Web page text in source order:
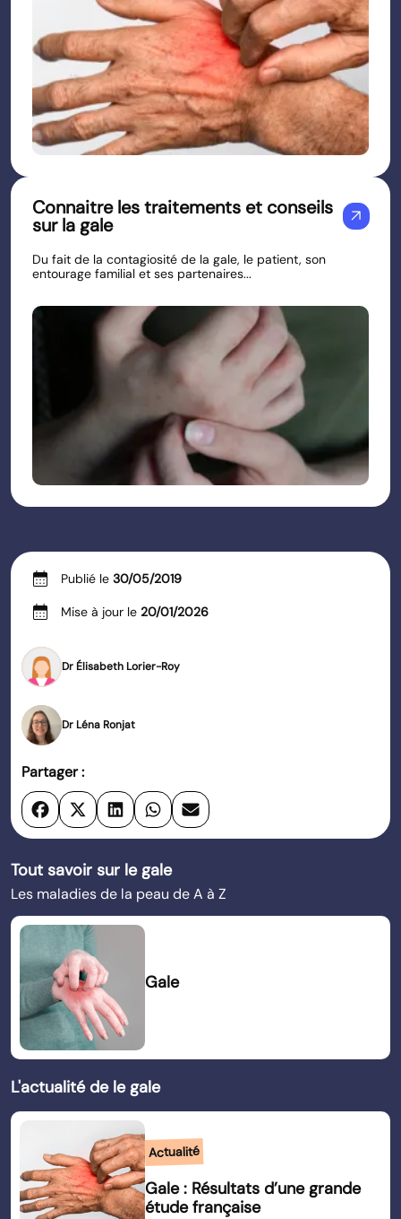
Connaitre les traitements et conseils
sur la gale arrow_outward
Du fait de la contagiosité de la gale, le patient, son
entourage familial et ses partenaires...
calendar_month Publié le 30/05/2019
calendar_month Mise à jour le 20/01/2026
Dr Élisabeth Lorier-Roy
Dr Léna Ronjat
Partager :
Tout savoir sur le gale
Les maladies de la peau de A à Z
Gale
L'actualité de le gale
Actualité
Gale : Résultats d’une grande
étude française